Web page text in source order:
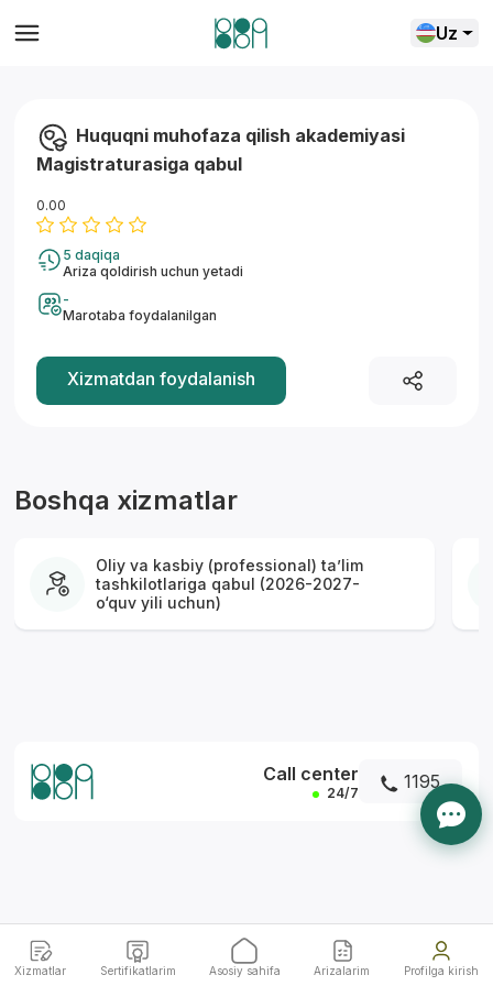
Uz
*
Huquqni muhofaza qilish akademiyasi
Magistraturasiga qabul
0.00
5 daqiqa
Ariza qoldirish uchun yetadi
-
Marotaba foydalanilgan
Xizmatdan foydalanish
Boshqa xizmatlar
Oliy va kasbiy (professional) ta’lim
tashkilotlariga qabul (2026-2027-
o‘quv yili uchun)
Call center
24/7 1195
Xizmatlar Sertifikatlarim Asosiy sahifa Arizalarim Profilga kirish
Yordam markazi